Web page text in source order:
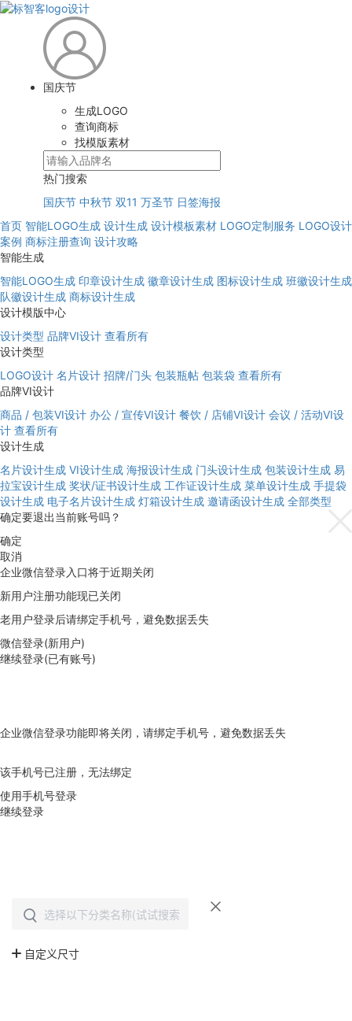
国庆节
生成LOGO
查询商标
找模版素材
热门搜索
国庆节 中秋节 双11 万圣节 日签海报
首页 智能LOGO生成 设计生成 设计模板素材 LOGO定制服务 LOGO设计
案例 商标注册查询 设计攻略
智能生成
智能LOGO生成 印章设计生成 徽章设计生成 图标设计生成 班徽设计生成
队徽设计生成 商标设计生成
设计模版中心
设计类型 品牌VI设计 查看所有
设计类型
LOGO设计 名片设计 招牌/门头 包装瓶帖 包装袋 查看所有
品牌VI设计
商品 / 包装VI设计 办公 / 宣传VI设计 餐饮 / 店铺VI设计 会议 / 活动VI设
计 查看所有
设计生成
名片设计生成 VI设计生成 海报设计生成 门头设计生成 包装设计生成 易
拉宝设计生成 奖状/证书设计生成 工作证设计生成 菜单设计生成 手提袋
设计生成 电子名片设计生成 灯箱设计生成 邀请函设计生成 全部类型
确定要退出当前账号吗？
确定
取消
企业微信登录入口将于近期关闭
新用户注册功能现已关闭
老用户登录后请绑定手机号，避免数据丢失
微信登录(新用户)
继续登录(已有账号)
企业微信登录功能即将关闭，请绑定手机号，避免数据丢失
该手机号已注册，无法绑定
使用手机号登录
继续登录